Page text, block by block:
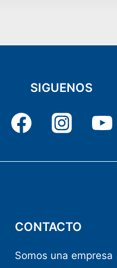
SIGUENOS
CONTACTO
Somos una empresa